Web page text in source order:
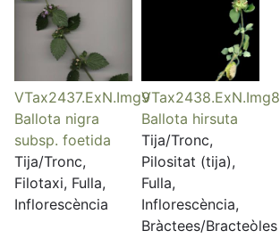
VTax2437.ExN.Img9
Ballota nigra
subsp. foetida
Tija/Tronc,
Filotaxi, Fulla,
Inflorescència
VTax2438.ExN.Img8
Ballota hirsuta
Tija/Tronc,
Pilositat (tija),
Fulla,
Inflorescència,
Bràctees/Bracteòles